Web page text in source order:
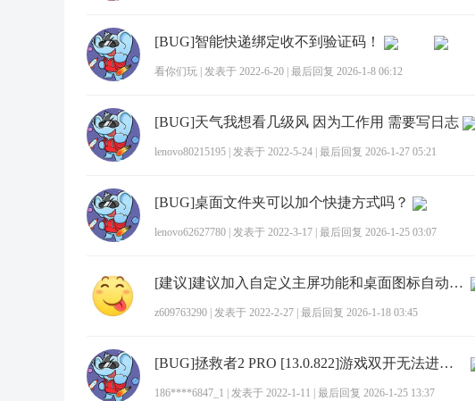
[BUG]智能快递绑定收不到验证码！
看你们玩 发表于 2022-6-20 最后回复 2026-1-8 06:12
[BUG]天气我想看几级风 因为工作用 需要写日志
lenovo80215195 发表于 2022-5-24 最后回复 2026-1-27 05:21
[BUG]桌面文件夹可以加个快捷方式吗？
lenovo62627780 发表于 2022-3-17 最后回复 2026-1-25 03:07
[建议]建议加入自定义主屏功能和桌面图标自动排序
z609763290 发表于 2022-2-27 最后回复 2026-1-18 03:45
[BUG]拯救者2 PRO [13.0.822]游戏双开无法进入拯救者领域
186****6847_1 发表于 2022-1-11 最后回复 2026-1-25 13:37